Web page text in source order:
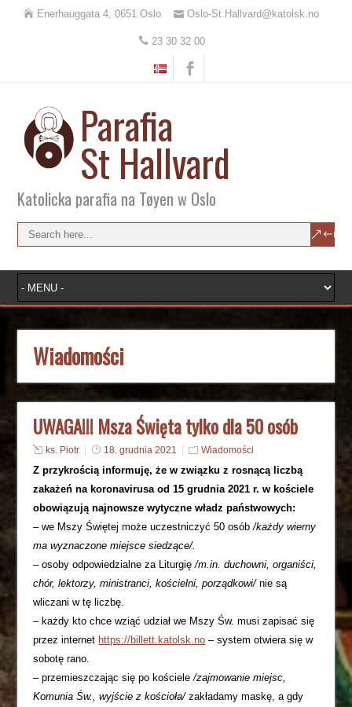
Enerhauggata 4, 0651 Oslo Oslo-St.Hallvard@katolsk.no
23 30 32 00
Parafia
St Hallvard
Katolicka parafia na Tøyen w Oslo
Wiadomości
UWAGA!!! Msza Święta tylko dla 50 osób
ks. Piotr 18. grudnia 2021 Wiadomości
Z przykrością informuję, że w związku z rosnącą liczbą
zakażeń na koronavirusa od 15 grudnia 2021 r. w kościele
obowiązują najnowsze wytyczne władz państwowych:
– we Mszy Świętej może uczestniczyć 50 osób/każdy wierny
ma wyznaczone miejsce siedzące/.
– osoby odpowiedzialne za Liturgię/m.in. duchowni, organiści,
chór, lektorzy, ministranci, kościelni, porządkowi/nie są
wliczani w tę liczbę.
– każdy kto chce wziąć udział we Mszy Św. musi zapisać się
przez internet https://billett.katolsk.no – system otwiera się w
sobotę rano.
– przemieszczając się po kościele/zajmowanie miejsc,
Komunia Św., wyjście z kościoła/zakładamy maskę, a gdy